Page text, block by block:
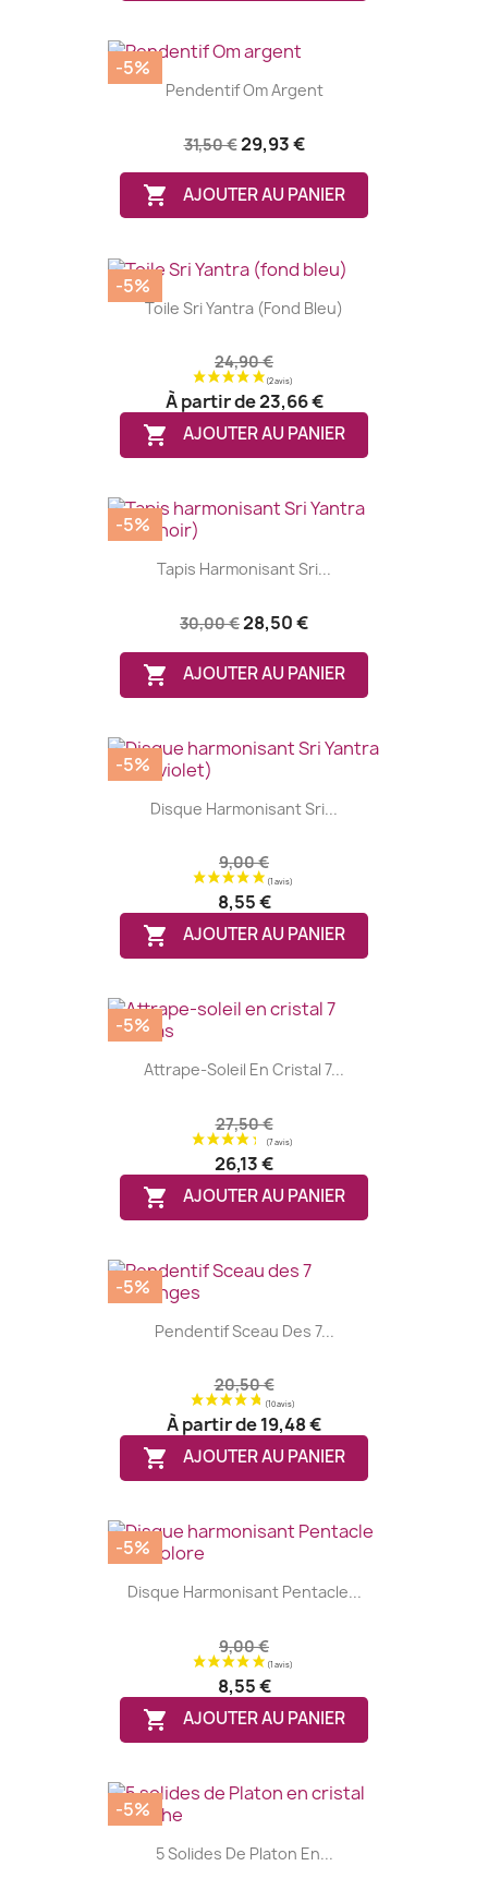
Pendentif Om Argent
31,50 €29,93 €
 AJOUTER AU PANIER
-5%
Toile Sri Yantra (fond Bleu)
24,90 €
À partir de23,66 €
 AJOUTER AU PANIER
-5%
Tapis Harmonisant Sri...
30,00 €28,50 €
 AJOUTER AU PANIER
-5%
Disque Harmonisant Sri...
9,00 €
8,55 €
 AJOUTER AU PANIER
-5%
Attrape-Soleil En Cristal 7...
27,50 €
26,13 €
 AJOUTER AU PANIER
-5%
Pendentif Sceau Des 7...
20,50 €
À partir de19,48 €
 AJOUTER AU PANIER
-5%
Disque Harmonisant Pentacle...
9,00 €
8,55 €
 AJOUTER AU PANIER
-5%
5 Solides De Platon En...
-5%